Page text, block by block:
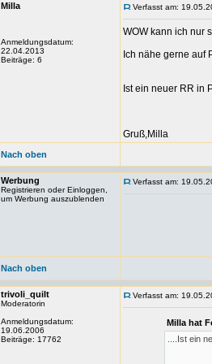
Milla
Anmeldungsdatum:
22.04.2013
Beiträge: 6
Verfasst am:
WOW kann ich nur
Ich nähe gerne auf
Ist ein neuer RR in
Gruß,Milla
Nach oben
Werbung
Registrieren oder Einloggen,
um Werbung auszublenden
Verfasst am:
Nach oben
trivoli_quilt
Moderatorin
Anmeldungsdatum:
19.06.2006
Beiträge: 17762
Verfasst am:
Milla hat
....Ist ein